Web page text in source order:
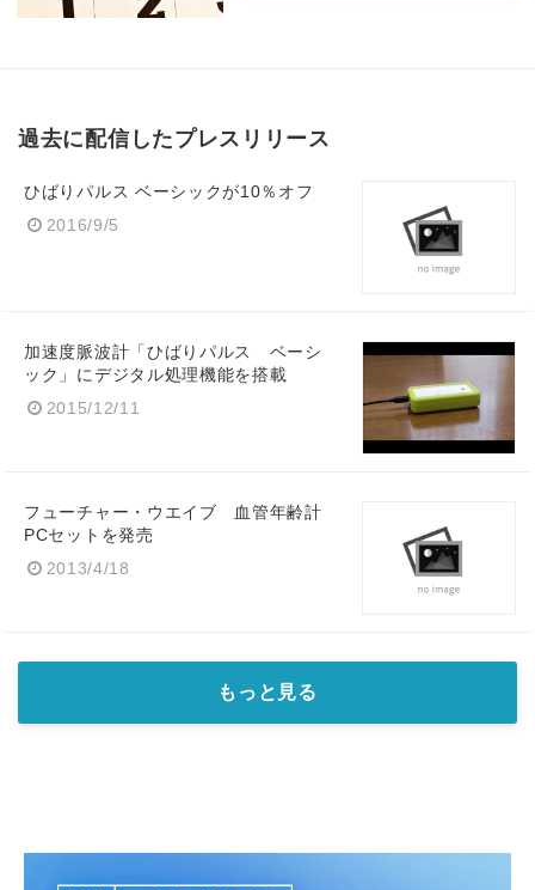
過去に配信したプレスリリース
ひばりパルス ベーシックが10％オフ
2016/9/5
加速度脈波計「ひばりパルス ベーシ
ック」にデジタル処理機能を搭載
2015/12/11
フューチャー・ウエイブ 血管年齢計
PCセットを発売
2013/4/18
もっと見る